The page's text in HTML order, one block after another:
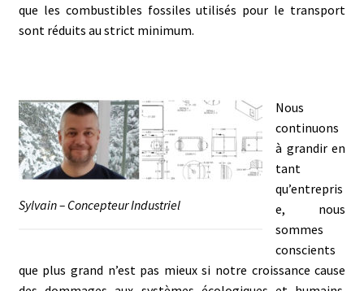
que les combustibles fossiles utilisés pour le transport
sont réduits au strict minimum.
Sylvain – Concepteur Industriel
Nous
continuons
à grandir en
tant
qu’entrepris
e, nous
sommes
conscients
que plus grand n’est pas mieux si notre croissance cause